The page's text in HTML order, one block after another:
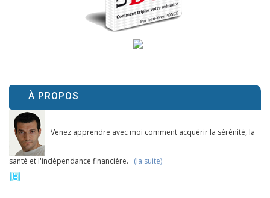
À PROPOS
Venez apprendre avec moi comment acquérir la sérénité, la
santé et l'indépendance financière. (la suite)